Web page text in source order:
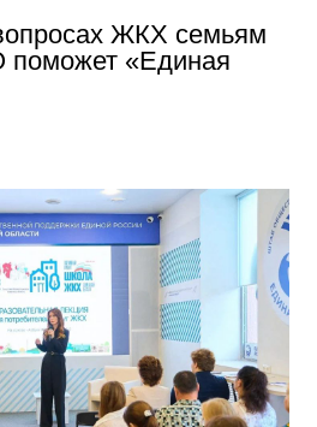
ЖКХ семьям
поможет «Единая